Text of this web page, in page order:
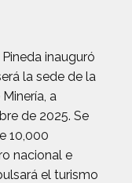
inauguró
la sede de la
a
de 2025. Se
10,000
nacional e
el turismo